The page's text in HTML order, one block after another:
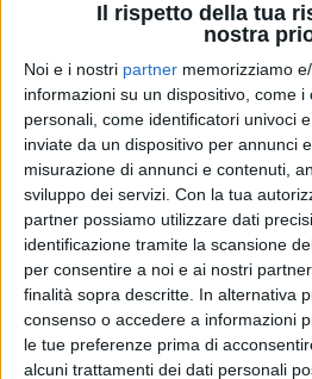
Il rispetto della tua
nostra
Noi e i nostri partner memorizziamo
informazioni su un dispositivo, come
personali, come identificatori univoci
inviate da un dispositivo per annunci
misurazione di annunci e contenuti,
sviluppo dei servizi. Con la tua
partner possiamo utilizzare dati
identificazione tramite la scansione
per consentire a noi e ai nostri
finalità sopra descritte. In alternativa
consenso o accedere a informazioni
le tue preferenze prima di
alcuni trattamenti dei dati personali
La nautica
rafforzare il proprio peso
italiana delle costruzioni
quanto emerge dai dati
Iacobucci, docente
Marche, nell’ambito del tour
Marche Yachting & Cruising
riunisce cantieri, fornitori e
regionale per la stampa
L’analisi fotografa un settore
inserito in un contesto
consolidare la propria
costruzione di navi e